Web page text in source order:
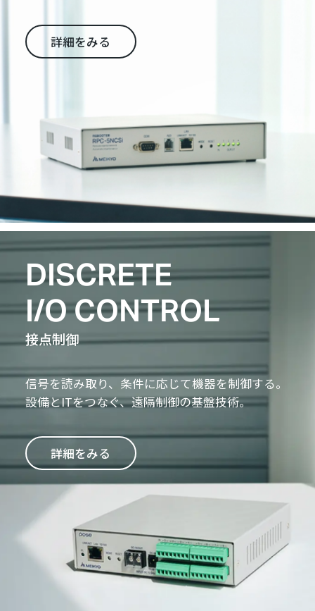
詳細をみる
DISCRETE
I/O CONTROL
接点制御
信号を読み取り、条件に応じて機器を制御する。
設備とITをつなぐ、遠隔制御の基盤技術。
詳細をみる